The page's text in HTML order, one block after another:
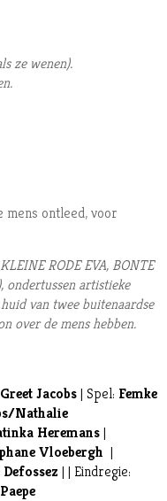
ze wenen).
mens ontleed, voor
RODE EVA, BONTE
ondertussen artistieke
van twee buitenaardse
over de mens hebben.
Jacobs| Spel: Femke
Nathalie
Heremans|
Vloebergh |
| | Eindregie: